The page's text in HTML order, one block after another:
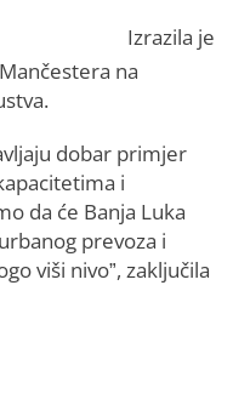
Izrazila je
na
dobar primjer
i
da će Banja Luka
prevoza i
viši nivo”, zaključila